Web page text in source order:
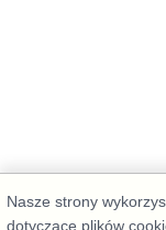
Nasze strony
dotyczące plików